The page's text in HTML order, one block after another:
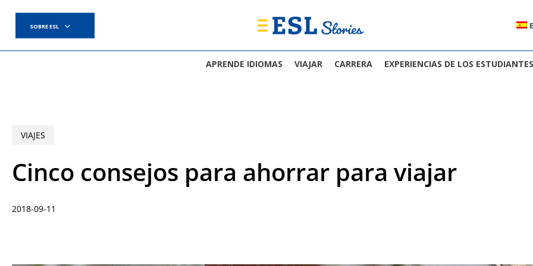
main
content
SOBRE ESL
APRENDE IDIOMAS VIAJAR CARRERA EXPERIENCIAS DE LOS ESTUDIANTES
VIAJES
Cinco consejos para ahorrar para viajar
2018-09-11